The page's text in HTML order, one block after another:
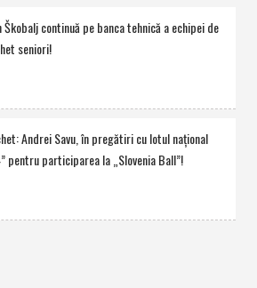
Škobalj continuă pe banca tehnică a echipei de
seniori!
Andrei Savu, în pregătiri cu lotul naţional
pentru participarea la „Slovenia Ball”!